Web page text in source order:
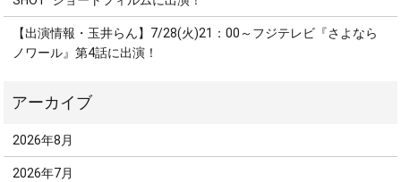
【出演情報・玉井らん】7/28(火)21：00～フジテレビ『さよなら
ノワール』第4話に出演！
2026年8月
2026年7月